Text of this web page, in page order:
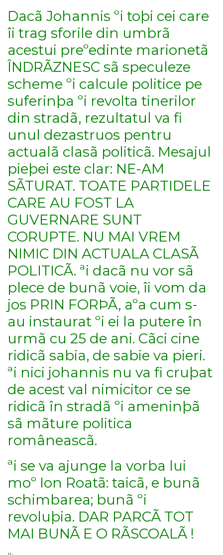
Dacã Johannis ºi toþi cei care
îi trag sforile din umbrã
acestui preºedinte marionetã
ÎNDRÃZNESC sã speculeze
scheme ºi calcule politice pe
suferinþa ºi revolta tinerilor
din stradã, rezultatul va fi
unul dezastruos pentru
actualã clasã politicã. Mesajul
pieþei este clar: NE-AM
SÃTURAT. TOATE PARTIDELE
CARE AU FOST LA
GUVERNARE SUNT
CORUPTE. NU MAI VREM
NIMIC DIN ACTUALA CLASÃ
POLITICÃ. ªi dacã nu vor sã
plece de bunã voie, îi vom da
jos PRIN FORÞÃ, aºa cum s-
au instaurat ºi ei la putere în
urmã cu 25 de ani. Cãci cine
ridicã sabia, de sabie va pieri.
ªi nici johannis nu va fi cruþat
de acest val nimicitor ce se
ridicã în stradã ºi ameninþã
sã mãture politica
româneascã.
ªi se va ajunge la vorba lui
moº Ion Roatã: taicã, e bunã
schimbarea; bunã ºi
revoluþia. DAR PARCÃ TOT
MAI BUNÃ E O RÃSCOALÃ !